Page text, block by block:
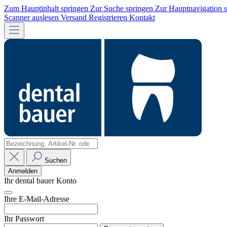
Zum Hauptinhalt springen Zur Suche springen Zur Hauptnavigation
Scanner auslesen Versand Registrieren Kontakt
Suchen
Anmelden
Ihr dental bauer Konto
Ihre E-Mail-Adresse
Ihr Passwort